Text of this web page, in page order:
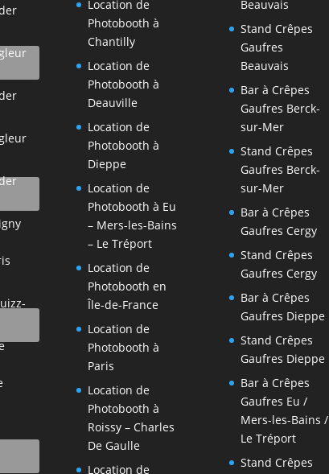
Location de
Photobooth à
Chantilly
Location de
Photobooth à
Deauville
Location de
Photobooth à
Dieppe
Location de
Photobooth à Eu
– Mers-les-Bains
– Le Tréport
Location de
Photobooth en
Île-de-France
Location de
Photobooth à
Paris
Location de
Photobooth à
Roissy – Charles
De Gaulle
Location de
Beauvais
Stand Crêpes
Gaufres
Beauvais
Bar à Crêpes
Gaufres Berck-
sur-Mer
Stand Crêpes
Gaufres Berck-
sur-Mer
Bar à Crêpes
Gaufres Cergy
Stand Crêpes
Gaufres Cergy
Bar à Crêpes
Gaufres Dieppe
Stand Crêpes
Gaufres Dieppe
Bar à Crêpes
Gaufres Eu /
Mers-les-Bains /
Le Tréport
Stand Crêpes